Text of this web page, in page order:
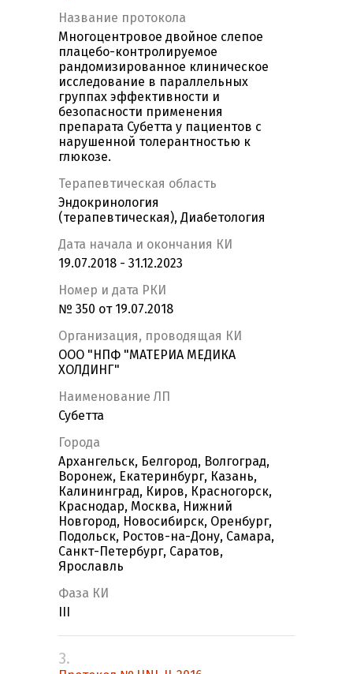
Название протокола
Многоцентровое двойное слепое
плацебо-контролируемое
рандомизированное клиническое
исследование в параллельных
группах эффективности и
безопасности применения
препарата Субетта у пациентов с
нарушенной толерантностью к
глюкозе.
Терапевтическая область
Эндокринология
(терапевтическая), Диабетология
Дата начала и окончания КИ
19.07.2018 - 31.12.2023
Номер и дата РКИ
№ 350 от 19.07.2018
Организация, проводящая КИ
ООО "НПФ "МАТЕРИА МЕДИКА
ХОЛДИНГ"
Наименование ЛП
Субетта
Города
Архангельск, Белгород, Волгоград,
Воронеж, Екатеринбург, Казань,
Калининград, Киров, Красногорск,
Краснодар, Москва, Нижний
Новгород, Новосибирск, Оренбург,
Подольск, Ростов-на-Дону, Самара,
Санкт-Петербург, Саратов,
Ярославль
Фаза КИ
3.